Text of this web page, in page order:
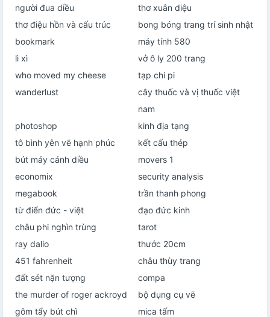
người đua diều
thơ xuân diệu
thơ điệu hồn và cấu trúc
bong bóng trang trí sinh nhật
bookmark
máy tính 580
lì xì
vở ô ly 200 trang
who moved my cheese
tạp chí pi
wanderlust
cây thuốc và vị thuốc việt
nam
photoshop
kinh địa tạng
tô bình yên vẽ hạnh phúc
kết cấu thép
bút máy cánh diều
movers 1
economix
security analysis
megabook
trần thanh phong
từ điển đức - việt
đạo đức kinh
châu phi nghìn trùng
tarot
ray dalio
thước 20cm
451 fahrenheit
châu thùy trang
đất sét nặn tượng
compa
the murder of roger ackroyd
bộ dụng cụ vẽ
gôm tẩy bút chì
mica tấm